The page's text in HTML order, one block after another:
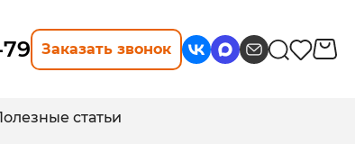
Заказать звонок
статьи